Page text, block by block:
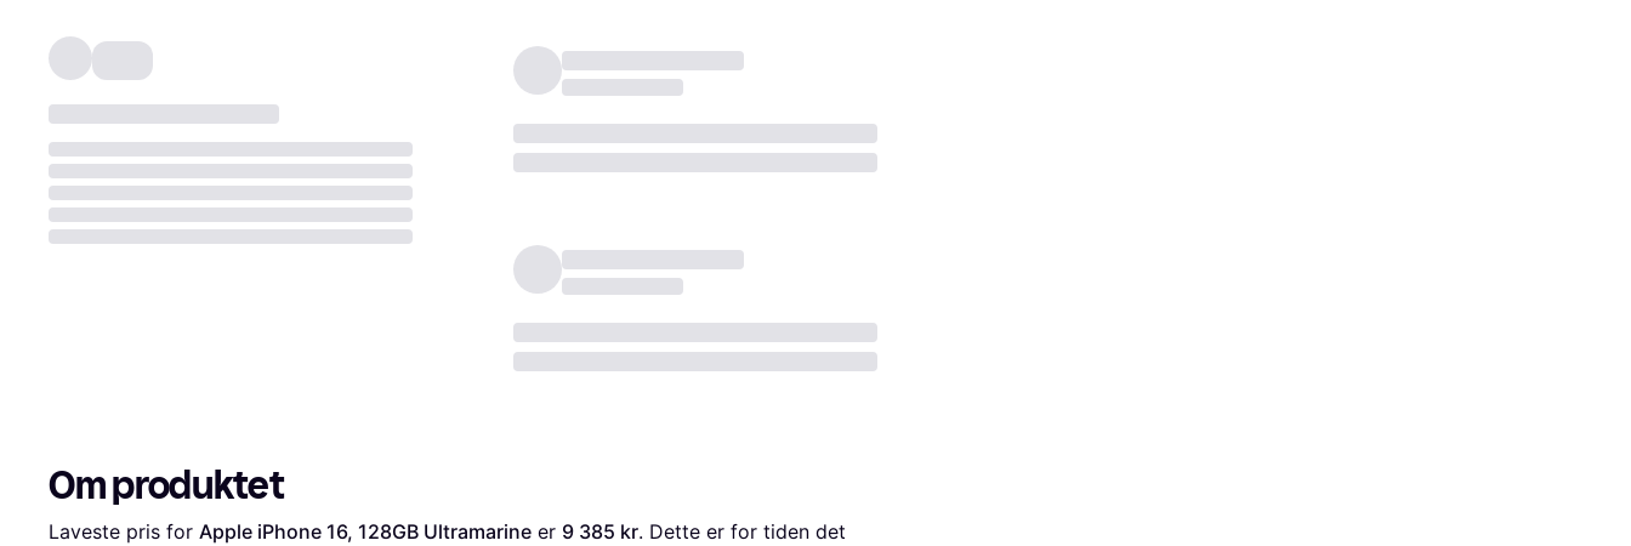
Om produktet
Laveste pris for Apple iPhone 16, 128GB Ultramarine er 9 385 kr. Dette er for tiden det